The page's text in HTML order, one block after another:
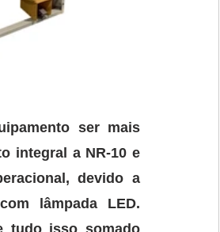
ser mais
integral a NR-10 e
devido a